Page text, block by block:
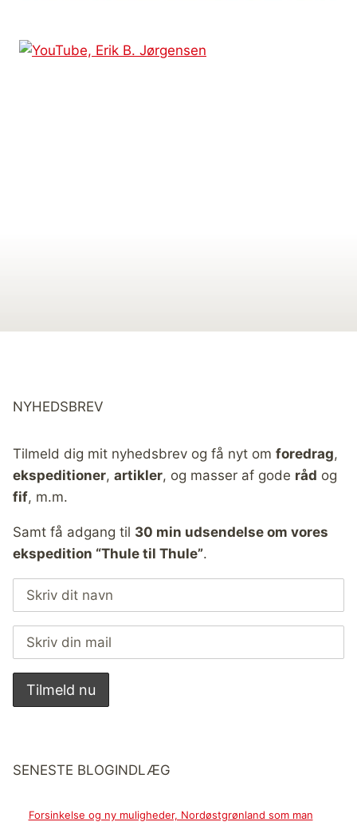
NYHEDSBREV
Tilmeld dig mit nyhedsbrev og få nyt om foredrag,
ekspeditioner, artikler, og masser af gode råd og
fif, m.m.
Samt få adgang til 30 min udsendelse om vores
ekspedition “Thule til Thule”.
SENESTE BLOGINDLÆG
Forsinkelse og ny muligheder, Nordøstgrønland som man